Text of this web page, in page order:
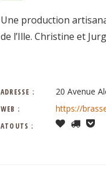
Une production
de l’Ille. Christine et
ADRESSE : 20 Avenue
WEB : https://
ATOUTS :